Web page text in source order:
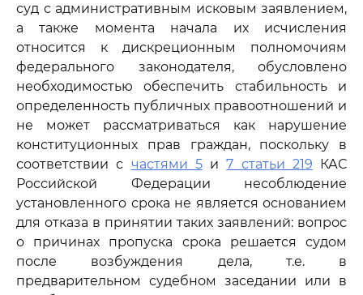
суд с административным исковым заявлением,
а также момента начала их исчисления
относится к дискреционным полномочиям
федерального законодателя, обусловлено
необходимостью обеспечить стабильность и
определенность публичных правоотношений и
не может рассматриваться как нарушение
конституционных прав граждан, поскольку в
соответствии с частями 5и7 статьи 219 КАС
Российской Федерации несоблюдение
установленного срока не является основанием
для отказа в принятии таких заявлений: вопрос
о причинах пропуска срока решается судом
после возбуждения дела, т.е. в
предварительном судебном заседании или в